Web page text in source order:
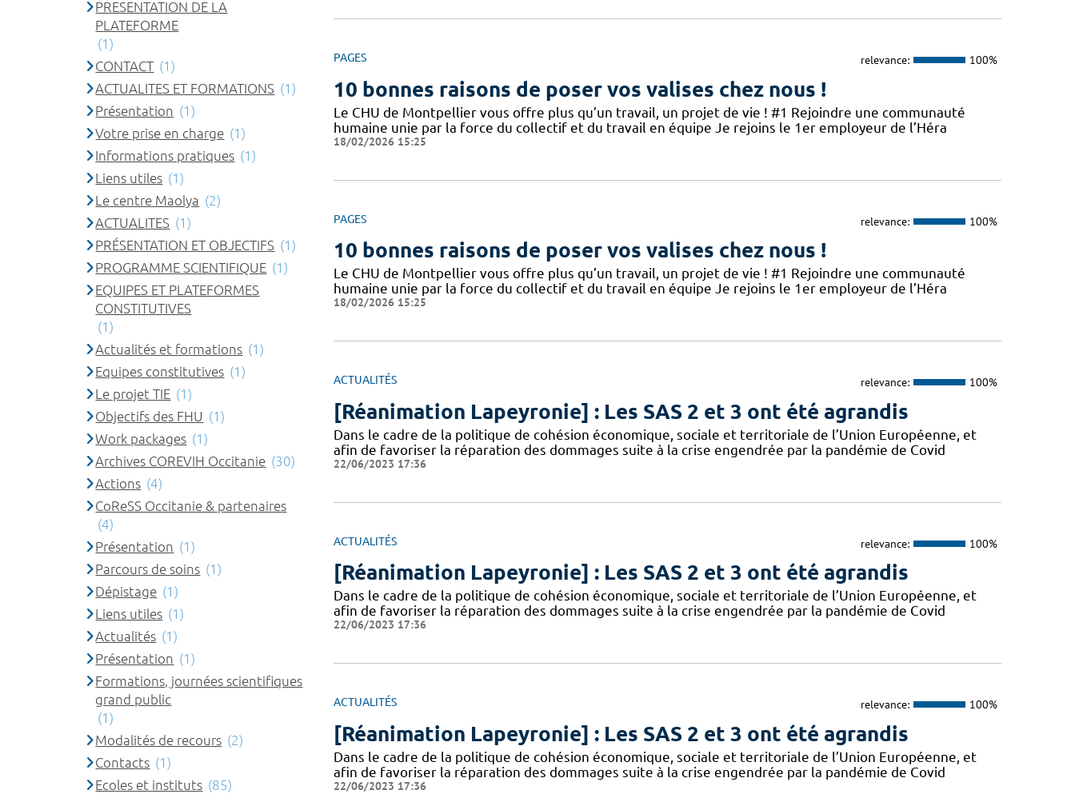
PAGES relevance: 100%
10 bonnes raisons de poser vos valises chez nous !
Le CHU de Montpellier vous offre plus qu’un travail, un projet de vie ! #1 Rejoindre une communauté
humaine unie par la force du collectif et du travail en équipe Je rejoins le 1er employeur de l’Héra
18/02/2026 15:25
PAGES relevance: 100%
10 bonnes raisons de poser vos valises chez nous !
Le CHU de Montpellier vous offre plus qu’un travail, un projet de vie ! #1 Rejoindre une communauté
humaine unie par la force du collectif et du travail en équipe Je rejoins le 1er employeur de l’Héra
18/02/2026 15:25
ACTUALITÉS relevance: 100%
[Réanimation Lapeyronie] : Les SAS 2 et 3 ont été agrandis
Dans le cadre de la politique de cohésion économique, sociale et territoriale de l’Union Européenne, et
afin de favoriser la réparation des dommages suite à la crise engendrée par la pandémie de Covid
22/06/2023 17:36
ACTUALITÉS relevance: 100%
[Réanimation Lapeyronie] : Les SAS 2 et 3 ont été agrandis
Dans le cadre de la politique de cohésion économique, sociale et territoriale de l’Union Européenne, et
afin de favoriser la réparation des dommages suite à la crise engendrée par la pandémie de Covid
22/06/2023 17:36
ACTUALITÉS relevance: 100%
[Réanimation Lapeyronie] : Les SAS 2 et 3 ont été agrandis
Dans le cadre de la politique de cohésion économique, sociale et territoriale de l’Union Européenne, et
afin de favoriser la réparation des dommages suite à la crise engendrée par la pandémie de Covid
22/06/2023 17:36
PRESENTATION DE LA
PLATEFORME
(1)
CONTACT (1)
ACTUALITES ET FORMATIONS (1)
Présentation (1)
Votre prise en charge (1)
Informations pratiques (1)
Liens utiles (1)
Le centre Maolya (2)
ACTUALITES (1)
PRÉSENTATION ET OBJECTIFS (1)
PROGRAMME SCIENTIFIQUE (1)
EQUIPES ET PLATEFORMES
CONSTITUTIVES
(1)
Actualités et formations (1)
Equipes constitutives (1)
Le projet TIE (1)
Objectifs des FHU (1)
Work packages (1)
Archives COREVIH Occitanie (30)
Actions (4)
CoReSS Occitanie & partenaires
(4)
Présentation (1)
Parcours de soins (1)
Dépistage (1)
Liens utiles (1)
Actualités (1)
Présentation (1)
Formations, journées scientifiques
grand public
(1)
Modalités de recours (2)
Contacts (1)
Ecoles et instituts (85)